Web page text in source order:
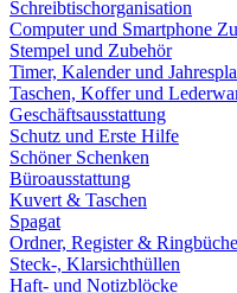
Schreibtischorganisation
Computer und Smartphone
Stempel und Zubehör
Timer, Kalender und
Taschen, Koffer und
Geschäftsausstattung
Schutz und Erste Hilfe
Schöner Schenken
Büroausstattung
Kuvert & Taschen
Spagat
Ordner, Register &
Steck-, Klarsichthüllen
Haft- und Notizblöcke